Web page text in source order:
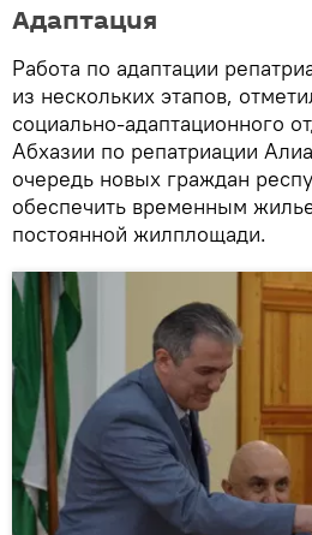
Адаптация
Работа по адаптации
из нескольких этапов,
социально-адаптационного
Абхазии по репатриации
очередь новых граждан
обеспечить временным
постоянной жилплощади.